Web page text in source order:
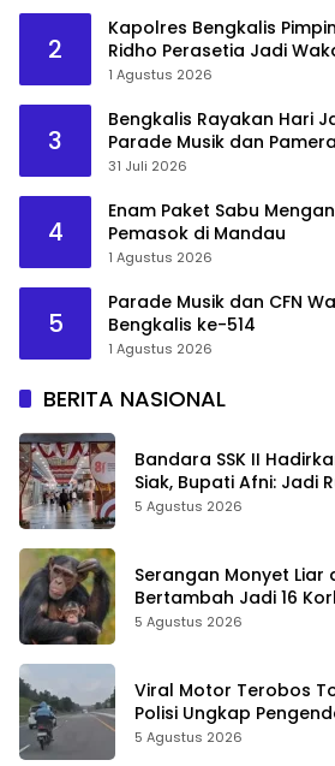
2
Kapolres Bengkalis
Ridho Perasetia Jadi
1 Agustus 2026
3
Bengkalis Rayakan Hari
Parade Musik dan
31 Juli 2026
4
Enam Paket Sabu
Pemasok di Mandau
1 Agustus 2026
5
Parade Musik dan CFN
Bengkalis ke-514
1 Agustus 2026
BERITA NASIONAL
Bandara SSK II
Siak, Bupati Afni: Jadi
Sejarah Riau
5 Agustus 2026
Serangan Monyet Liar
Bertambah Jadi 16
Video Gerombolan Viral
5 Agustus 2026
Viral Motor Terobos
Polisi Ungkap
Usai Kecelakaan
5 Agustus 2026